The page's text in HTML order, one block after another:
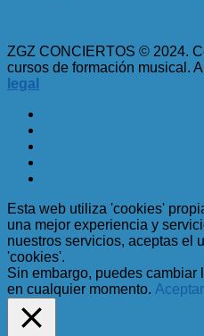
ZGZ CONCIERTOS © 2024.
cursos de formación musical.
legal
Esta web utiliza 'cookies'
una mejor experiencia y
nuestros servicios, aceptas el
'cookies'.
Sin embargo, puedes
en cualquier momento. Aceptar